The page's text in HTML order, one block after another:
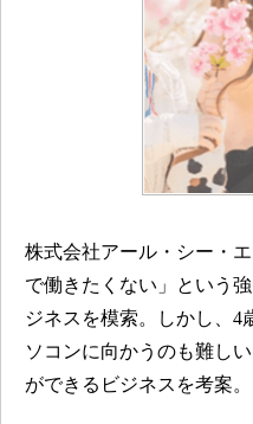
株式会社アール・シー・
で働きたくない」という
ジネスを模索。しかし、4
ソコンに向かうのも難し
ができるビジネスを考案。